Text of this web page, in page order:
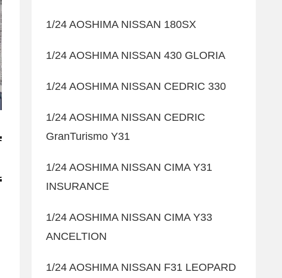
1/24 AOSHIMA NISSAN 180SX
1/24 AOSHIMA NISSAN 430 GLORIA
1/24 AOSHIMA NISSAN CEDRIC 330
1/24 AOSHIMA NISSAN CEDRIC
GranTurismo Y31
1/24 AOSHIMA NISSAN CIMA Y31
INSURANCE
1/24 AOSHIMA NISSAN CIMA Y33
ANCELTION
1/24 AOSHIMA NISSAN F31 LEOPARD